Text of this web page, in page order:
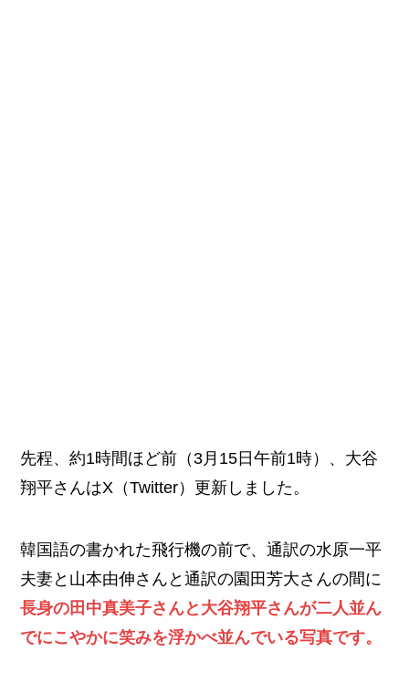
先程、約1時間ほど前（3月15日午前1時）、大谷
翔平さんはX（Twitter）更新しました。
韓国語の書かれた飛行機の前で、通訳の水原一平
夫妻と山本由伸さんと通訳の園田芳大さんの間に
長身の田中真美子さんと大谷翔平さんが二人並ん
でにこやかに笑みを浮かべ並んでいる写真です。